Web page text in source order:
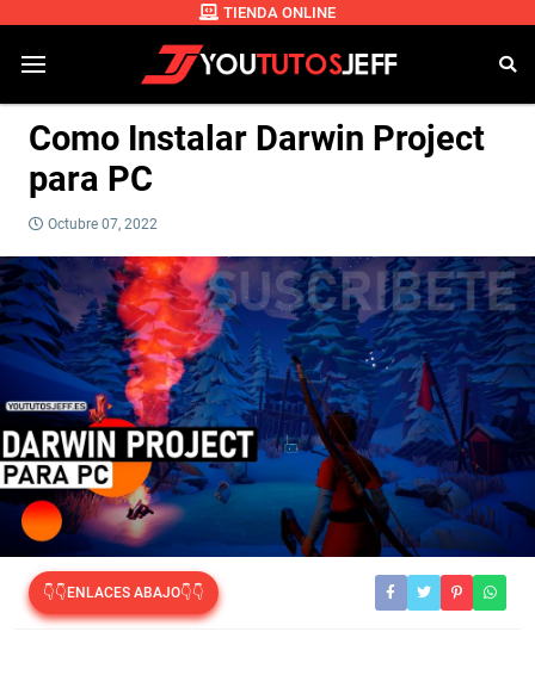
TIENDA ONLINE
Como Instalar Darwin Project
para PC
Octubre 07, 2022
👇👇ENLACES ABAJO👇👇